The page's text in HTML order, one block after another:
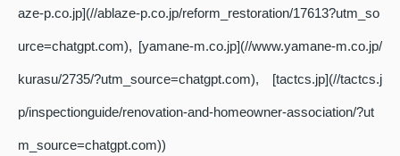
aze-p.co.jp](//ablaze-p.co.jp/reform_restoration/17613?utm_so
urce=chatgpt.com), [yamane-m.co.jp](//www.yamane-m.co.jp/
kurasu/2735/?utm_source=chatgpt.com), [tactcs.jp](//tactcs.j
p/inspectionguide/renovation-and-homeowner-association/?ut
m_source=chatgpt.com))